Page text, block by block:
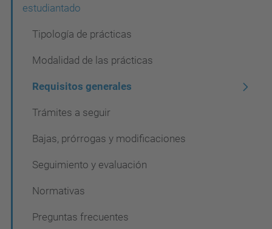
estudiantado
Tipología de prácticas
Modalidad de las prácticas
Requisitos generales
Trámites a seguir
Bajas, prórrogas y modificaciones
Seguimiento y evaluación
Normativas
Preguntas frecuentes